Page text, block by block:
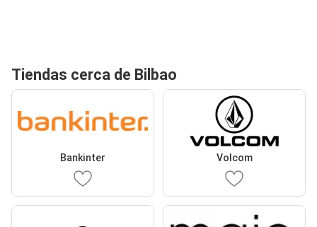
Tiendas cerca de Bilbao
Bankinter Volcom